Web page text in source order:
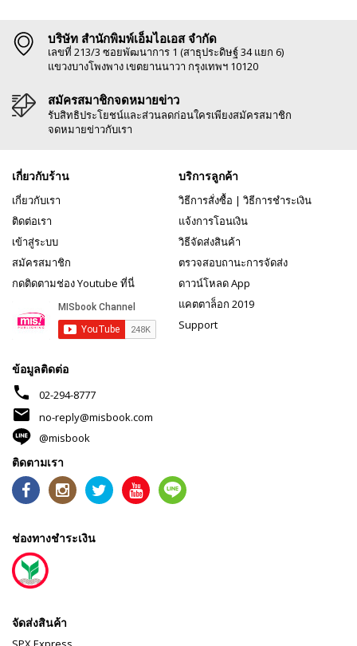
บริษัท สำนักพิมพ์เอ็มไอเอส จำกัด
เลขที่ 213/3 ซอยพัฒนาการ 1 (สาธุประดิษฐ์ 34 แยก 6)
แขวงบางโพงพาง เขตยานนาวา กรุงเทพฯ 10120
สมัครสมาชิกจดหมายข่าว
รับสิทธิประโยชน์และส่วนลดก่อนใครเพียงสมัครสมาชิก
จดหมายข่าวกับเรา
เกี่ยวกับร้าน
เกี่ยวกับเรา
ติดต่อเรา
เข้าสู่ระบบ
สมัครสมาชิก
กดติดตามช่อง Youtube ที่นี่
บริการลูกค้า
วิธีการสั่งซื้อ | วิธีการชำระเงิน
แจ้งการโอนเงิน
วิธีจัดส่งสินค้า
ตรวจสอบถานะการจัดส่ง
ดาวน์โหลด App
แคตตาล็อก 2019
Support
ข้อมูลติดต่อ
phone 02-294-8777
mail
no-reply@misbook.com
@misbook
ติดตามเรา
ช่องทางชำระเงิน
จัดส่งสินค้า